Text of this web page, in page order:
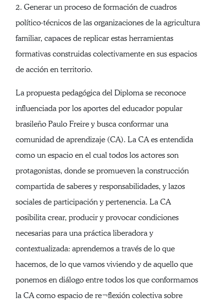
2. Generar un proceso de formación de cuadros
político-técnicos de las organizaciones de la agricultura
familiar, capaces de replicar estas herramientas
formativas construidas colectivamente en sus espacios
de acción en territorio.
La propuesta pedagógica del Diploma se reconoce
influenciada por los aportes del educador popular
brasileño Paulo Freire y busca conformar una
comunidad de aprendizaje (CA). La CA es entendida
como un espacio en el cual todos los actores son
protagonistas, donde se promueven la construcción
compartida de saberes y responsabilidades, y lazos
sociales de participación y pertenencia. La CA
posibilita crear, producir y provocar condiciones
necesarias para una práctica liberadora y
contextualizada: aprendemos a través de lo que
hacemos, de lo que vamos viviendo y de aquello que
ponemos en diálogo entre todos los que conformamos
la CA como espacio de re¬flexión colectiva sobre